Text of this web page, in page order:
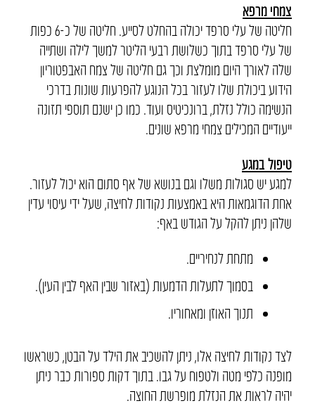
צמחי מרפא
חליטה של עלי סרפד יכולה בהחלט לסייע. חליטה של כ-6 כפות
של עלי סרפד בתוך כשלושת רבעי הליטר למשך לילה ושתייה
שלה לאורך היום מומלצת וכך גם חליטה של צמח האבפטוריון
הידוע ביכולת שלו לעזור בכל הנוגע להפרעות שונות בדרכי
הנשימה כולל נזלת, ברונכיטיס ועוד. כמו כן ישנם תוספי תזונה
ייעודיים המכילים צמחי מרפא שונים.
טיפול במגע
למגע יש סגולות משלו וגם בנושא של אף סתום הוא יכול לעזור.
אחת הדוגמאות היא באמצעות נקודות לחיצה, שעל ידי עיסוי עדין
שלהן ניתן להקל על הגודש באף:
מתחת לנחיריים.
בסמוך לתעלות הדמעות (באזור שבין האף לבין העין).
תנוך האוזן ומאחוריו.
לצד נקודות לחיצה אלו, ניתן להשכיב את הילד על הבטן, כשראשו
מופנה כלפי מטה ולטפוח על גבו. בתוך דקות ספורות כבר ניתן
יהיה לראות את הנזלת מופרשת החוצה.